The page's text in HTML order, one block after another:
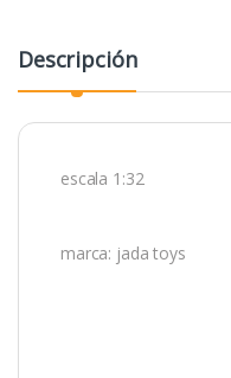
Descripción
escala 1:32
marca: jada toys